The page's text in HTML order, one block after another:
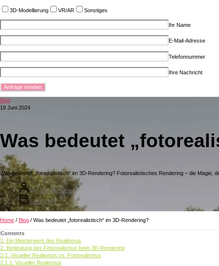
3D-Modellierung VR/AR Sonstiges
Ihr Name
E-Mail-Adresse
Telefonnummer
Ihre Nachricht
Blog
19 Juni 2024
Was bedeutet
Was bedeutet „fotorealistisch“ im 3D-Rendering? Fotorealistisches Rendering – die
Von Danielle Lane
19.06.2024
Home / Blog / Was bedeutet „fotorealistisch“ im 3D-Rendering?
Contents
1.
Ein Meisterwerk des Realismus
2. Bedeutung des Fotorealismus beim 3D-Rendering
2.1.
Visueller Realismus vs. Fotorealismus
2.1.1.
Visueller Realismus